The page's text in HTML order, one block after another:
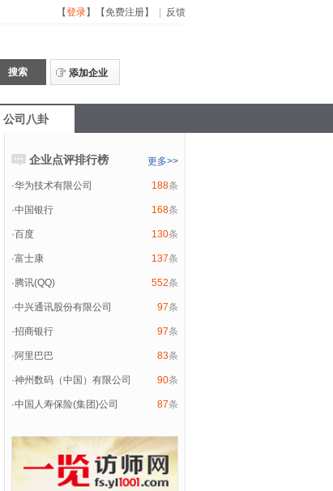
【登录】 【免费注册】 反馈
添加企业
公司八卦
企业点评排行榜 更多>>
188条
·华为技术有限公司
168条
·中国银行
130条
·百度
137条
·富士康
552条
·腾讯(QQ)
97条
·中兴通讯股份有限公司
97条
·招商银行
83条
·阿里巴巴
90条
·神州数码（中国）有限公司
87条
·中国人寿保险(集团)公司